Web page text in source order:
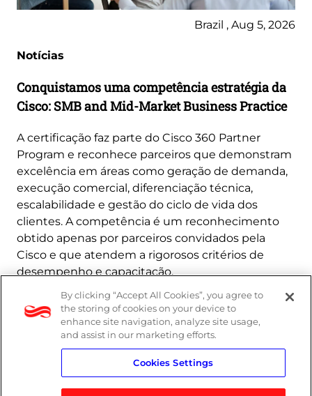
Brazil , Aug 5, 2026
Notícias
Conquistamos uma competência estratégia da
Cisco: SMB and Mid-Market Business Practice
A certificação faz parte do Cisco 360 Partner
Program e reconhece parceiros que demonstram
excelência em áreas como geração de demanda,
execução comercial, diferenciação técnica,
escalabilidade e gestão do ciclo de vida dos
clientes. A competência é um reconhecimento
obtido apenas por parceiros convidados pela
Cisco e que atendem a rigorosos critérios de
desempenho e capacitação.
Saiba mais
By clicking “Accept All Cookies”, you agree to
the storing of cookies on your device to
enhance site navigation, analyze site usage,
and assist in our marketing efforts.
Cookies Settings